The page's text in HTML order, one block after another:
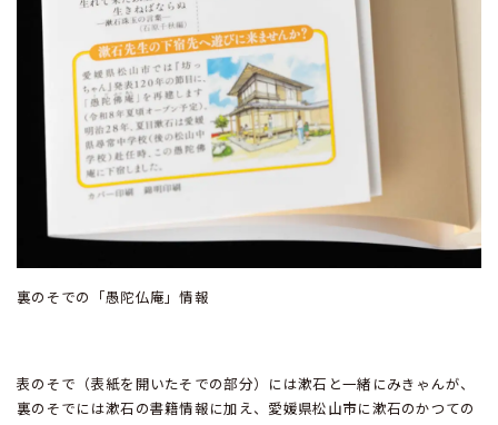
裏のそでの「愚陀仏庵」情報
表のそで（表紙を開いたそでの部分）には漱石と一緒にみきゃんが、
裏のそでには漱石の書籍情報に加え、愛媛県松山市に漱石のかつての